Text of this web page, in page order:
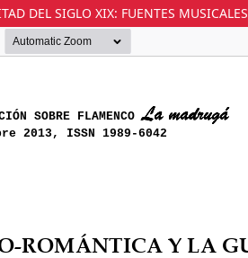
DEL SIGLO XIX: FUENTES MUSICALES